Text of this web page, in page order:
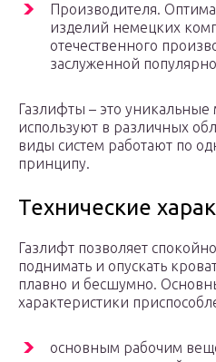
Производителя.
изделий немецких
отечественного
заслуженной
Газлифты – это
используют в различных
виды систем работают по
принципу.
Технические
Газлифт позволяет
поднимать и опускать
плавно и бесшумно.
характеристики
основным рабочим